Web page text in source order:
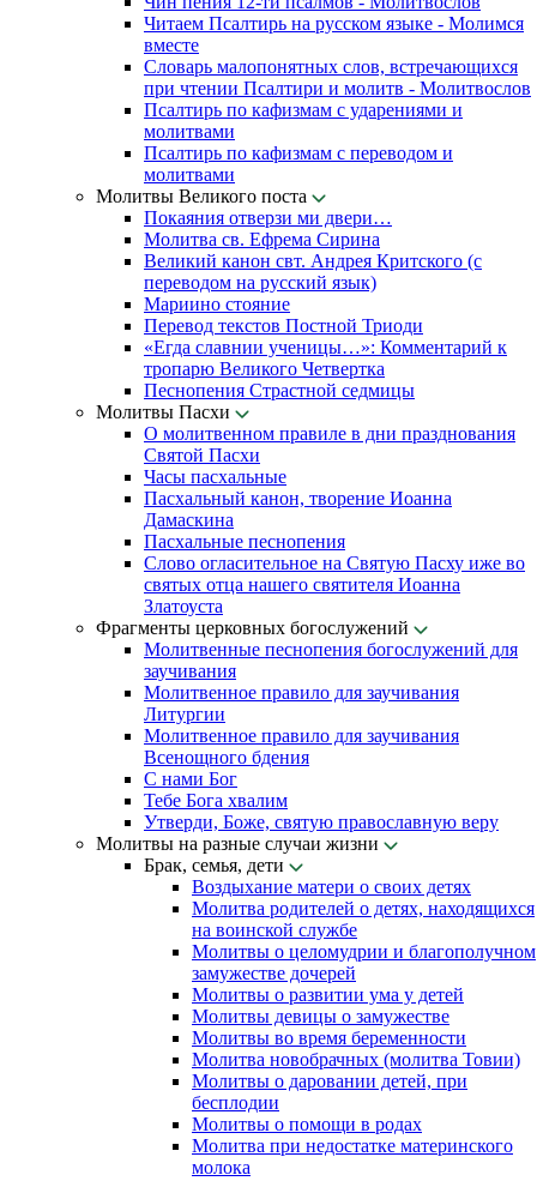
Читаем Псалтирь на русском языке - Молимся
вместе
Словарь малопонятных слов, встречающихся
при чтении Псалтири и молитв - Молитвослов
Псалтирь по кафизмам с ударениями и
молитвами
Псалтирь по кафизмам с переводом и
молитвами
Молитвы Великого поста
Покаяния отверзи ми двери…
Молитва св. Ефрема Сирина
Великий канон свт. Андрея Критского (с
переводом на русский язык)
Мариино стояние
Перевод текстов Постной Триоди
«Егда славнии ученицы…»: Комментарий к
тропарю Великого Четвертка
Песнопения Страстной седмицы
Молитвы Пасхи
О молитвенном правиле в дни празднования
Святой Пасхи
Часы пасхальные
Пасхальный канон, творение Иоанна
Дамаскина
Пасхальные песнопения
Слово огласительное на Святую Пасху иже во
святых отца нашего святителя Иоанна
Златоуста
Фрагменты церковных богослужений
Молитвенные песнопения богослужений для
заучивания
Молитвенное правило для заучивания
Литургии
Молитвенное правило для заучивания
Всенощного бдения
С нами Бог
Тебе Бога хвалим
Утверди, Боже, святую православную веру
Молитвы на разные случаи жизни
Брак, семья, дети
Воздыхание матери о своих детях
Молитва родителей о детях, находящихся
на воинской службе
Молитвы о целомудрии и благополучном
замужестве дочерей
Молитвы о развитии ума у детей
Молитвы девицы о замужестве
Молитвы во время беременности
Молитва новобрачных (молитва Товии)
Молитвы о даровании детей, при
бесплодии
Молитвы о помощи в родах
Молитва при недостатке материнского
молока